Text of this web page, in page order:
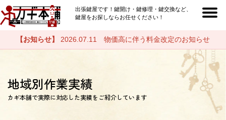
出張鍵屋です！鍵開け・鍵修理・鍵交換など、
鍵屋をお探しならお任せください！
【お知らせ】 2026.07.11 物価高に伴う料金改定のお知らせ
地域別作業実績
カギ本舗で実際に対応した実績をご紹介しています